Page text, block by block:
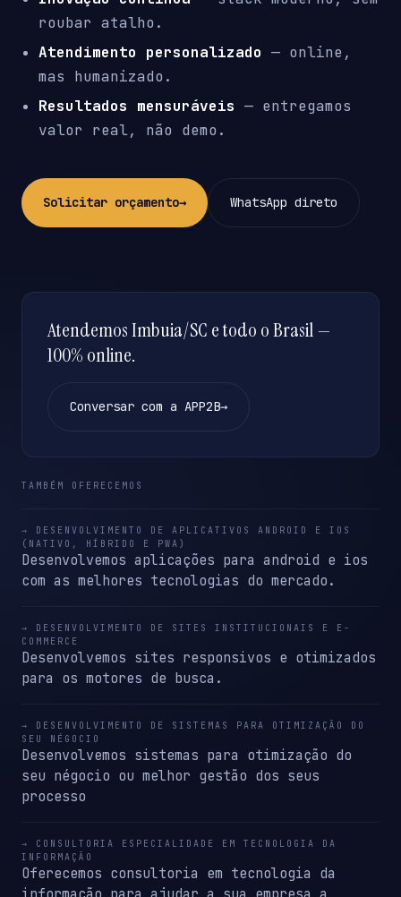
roubar atalho.
Atendimento personalizado — online,
mas humanizado.
Resultados mensuráveis — entregamos
valor real, não demo.
Solicitar orçamento→ WhatsApp direto
Atendemos Imbuia/SC e todo o Brasil —
100% online.
Conversar com a APP2B→
TAMBÉM OFERECEMOS
→ DESENVOLVIMENTO DE APLICATIVOS ANDROID E IOS
(NATIVO, HÍBRIDO E PWA)
Desenvolvemos aplicações para android e ios
com as melhores tecnologias do mercado.
→ DESENVOLVIMENTO DE SITES INSTITUCIONAIS E E-
COMMERCE
Desenvolvemos sites responsivos e otimizados
para os motores de busca.
→ DESENVOLVIMENTO DE SISTEMAS PARA OTIMIZAÇÃO DO
SEU NÉGOCIO
Desenvolvemos sistemas para otimização do
seu négocio ou melhor gestão dos seus
processo
→ CONSULTORIA ESPECIALIDADE EM TECNOLOGIA DA
INFORMAÇÃO
Oferecemos consultoria em tecnologia da